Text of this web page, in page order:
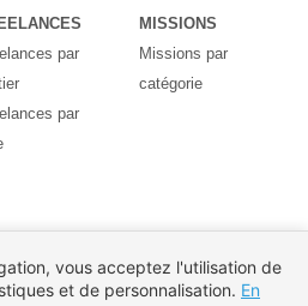
par
par
MISSIONS
Missions par
catégorie
vous acceptez l'utilisation de
et de personnalisation. En